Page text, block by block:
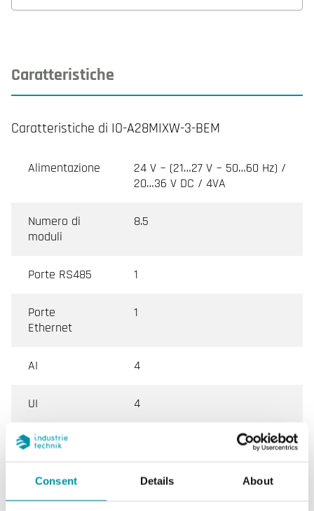
Consent Details About
Caratteristiche
Caratteristiche di IO-A28MIXW-3-BEM
Alimentazione
24 V ~ (21…27 V ~ 50…60 Hz) /
20…36 V DC / 4VA
Numero di
moduli
8.5
Porte RS485 1
Porte
Ethernet
1
AI 4
UI 4
DI
CI